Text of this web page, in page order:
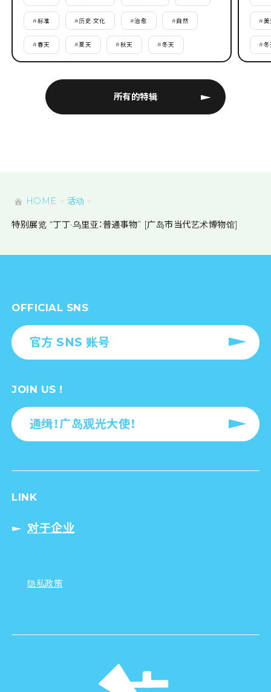
所有的特辑
#标准 #历史·文化 #治愈 #自然
#春天 #夏天 #秋天 #冬天
#美
#冬
HOME 活动
特别展览 “丁丁·乌里亚：普通事物” [广岛市当代艺术博物馆]
OFFICIAL SNS
官方 SNS 账号
JOIN US !
通缉！广岛观光大使！
LINK
对于企业
隐私政策